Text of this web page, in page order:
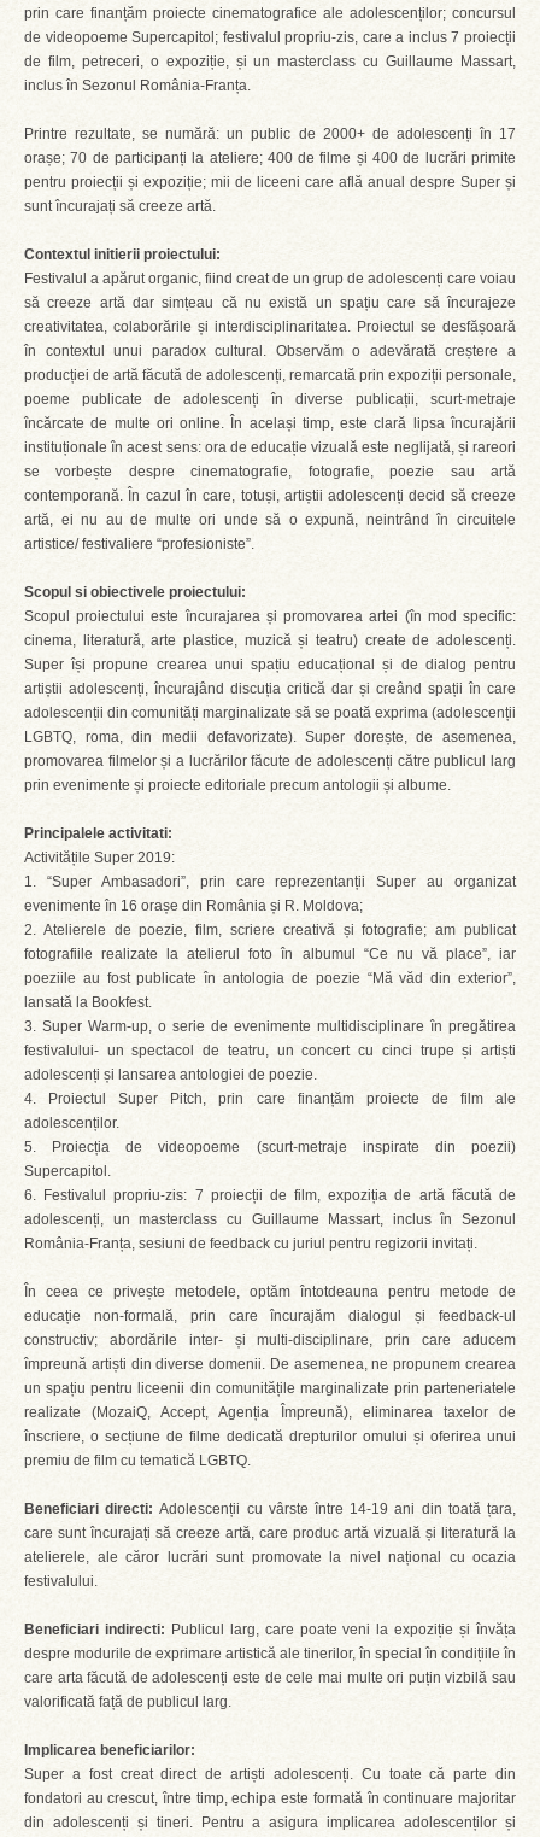
prin care finanțăm proiecte cinematografice ale adolescenților; concursul
de videopoeme Supercapitol; festivalul propriu-zis, care a inclus 7 proiecții
de film, petreceri, o expoziție, și un masterclass cu Guillaume Massart,
inclus în Sezonul România-Franța.
Printre rezultate, se numără: un public de 2000+ de adolescenți în 17
orașe; 70 de participanți la ateliere; 400 de filme și 400 de lucrări primite
pentru proiecții și expoziție; mii de liceeni care află anual despre Super și
sunt încurajați să creeze artă.
Contextul initierii proiectului:
Festivalul a apărut organic, fiind creat de un grup de adolescenți care voiau
să creeze artă dar simțeau că nu există un spațiu care să încurajeze
creativitatea, colaborările și interdisciplinaritatea. Proiectul se desfășoară
în contextul unui paradox cultural. Observăm o adevărată creștere a
producției de artă făcută de adolescenți, remarcată prin expoziții personale,
poeme publicate de adolescenți în diverse publicații, scurt-metraje
încărcate de multe ori online. În același timp, este clară lipsa încurajării
instituționale în acest sens: ora de educație vizuală este neglijată, și rareori
se vorbește despre cinematografie, fotografie, poezie sau artă
contemporană. În cazul în care, totuși, artiștii adolescenți decid să creeze
artă, ei nu au de multe ori unde să o expună, neintrând în circuitele
artistice/ festivaliere “profesioniste”.
Scopul si obiectivele proiectului:
Scopul proiectului este încurajarea și promovarea artei (în mod specific:
cinema, literatură, arte plastice, muzică și teatru) create de adolescenți.
Super își propune crearea unui spațiu educațional și de dialog pentru
artiștii adolescenți, încurajând discuția critică dar și creând spații în care
adolescenții din comunități marginalizate să se poată exprima (adolescenții
LGBTQ, roma, din medii defavorizate). Super dorește, de asemenea,
promovarea filmelor și a lucrărilor făcute de adolescenți către publicul larg
prin evenimente și proiecte editoriale precum antologii și albume.
Principalele activitati:
Activitățile Super 2019:
1. “Super Ambasadori”, prin care reprezentanții Super au organizat
evenimente în 16 orașe din România și R. Moldova;
2. Atelierele de poezie, film, scriere creativă și fotografie; am publicat
fotografiile realizate la atelierul foto în albumul “Ce nu vă place”, iar
poeziile au fost publicate în antologia de poezie “Mă văd din exterior”,
lansată la Bookfest.
3. Super Warm-up, o serie de evenimente multidisciplinare în pregătirea
festivalului- un spectacol de teatru, un concert cu cinci trupe și artiști
adolescenți și lansarea antologiei de poezie.
4. Proiectul Super Pitch, prin care finanțăm proiecte de film ale
adolescenților.
5. Proiecția de videopoeme (scurt-metraje inspirate din poezii)
Supercapitol.
6. Festivalul propriu-zis: 7 proiecții de film, expoziția de artă făcută de
adolescenți, un masterclass cu Guillaume Massart, inclus în Sezonul
România-Franța, sesiuni de feedback cu juriul pentru regizorii invitați.
În ceea ce privește metodele, optăm întotdeauna pentru metode de
educație non-formală, prin care încurajăm dialogul și feedback-ul
constructiv; abordările inter- și multi-disciplinare, prin care aducem
împreună artiști din diverse domenii. De asemenea, ne propunem crearea
un spațiu pentru liceenii din comunitățile marginalizate prin parteneriatele
realizate (MozaiQ, Accept, Agenția Împreună), eliminarea taxelor de
înscriere, o secțiune de filme dedicată drepturilor omului și oferirea unui
premiu de film cu tematică LGBTQ.
Beneficiari directi:Adolescenții cu vârste între 14-19 ani din toată țara,
care sunt încurajați să creeze artă, care produc artă vizuală și literatură la
atelierele, ale căror lucrări sunt promovate la nivel național cu ocazia
festivalului.
Beneficiari indirecti: Publicul larg, care poate veni la expoziție și învăța
despre modurile de exprimare artistică ale tinerilor, în special în condițiile în
care arta făcută de adolescenți este de cele mai multe ori puțin vizbilă sau
valorificată față de publicul larg.
Implicarea beneficiarilor:
Super a fost creat direct de artiști adolescenți. Cu toate că parte din
fondatori au crescut, între timp, echipa este formată în continuare majoritar
din adolescenți și tineri. Pentru a asigura implicarea adolescenților și